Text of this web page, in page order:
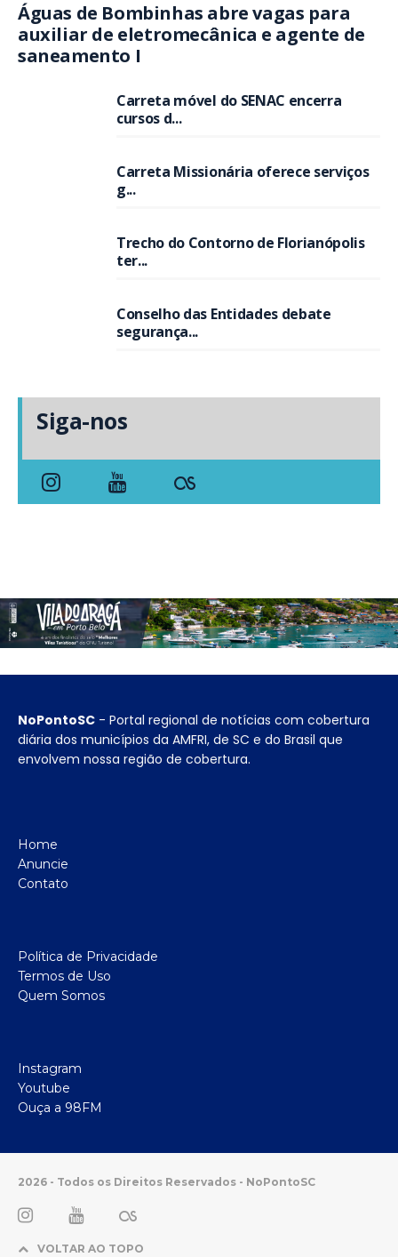
Águas de Bombinhas abre vagas para
auxiliar de eletromecânica e agente de
saneamento I
Carreta móvel do SENAC encerra
cursos d...
Carreta Missionária oferece serviços
g...
Trecho do Contorno de Florianópolis
ter...
Conselho das Entidades debate
segurança...
Siga-nos
NoPontoSC - Portal regional de notícias com cobertura
diária dos municípios da AMFRI, de SC e do Brasil que
envolvem nossa região de cobertura.
Home
Anuncie
Contato
Política de Privacidade
Termos de Uso
Quem Somos
Instagram
Youtube
Ouça a 98FM
2026 - Todos os Direitos Reservados - NoPontoSC
VOLTAR AO TOPO